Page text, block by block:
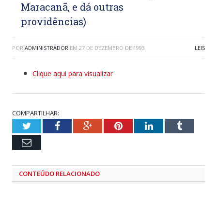
Maracanã, e dá outras
providências)
POR ADMINISTRADOR EM 27 DE DEZEMBRO DE 1993 LEIS
Clique aqui para visualizar
COMPARTILHAR:
TwitterFacebookGoogle+PinterestLinkedInTumblr
Email
CONTEÚDO RELACIONADO